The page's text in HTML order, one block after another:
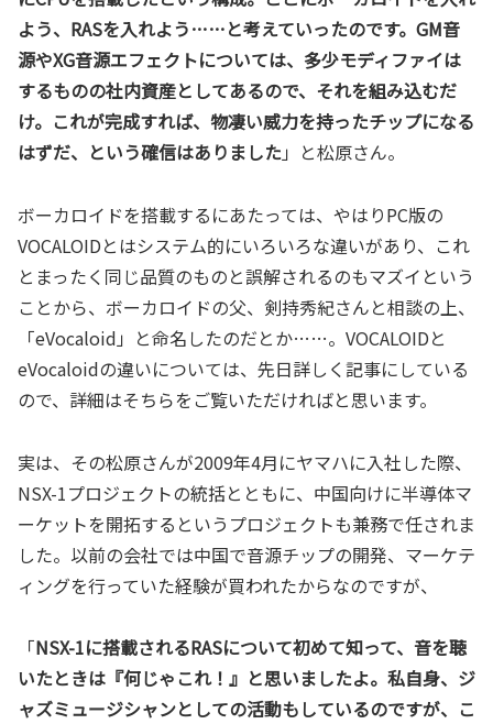
よう、RASを入れよう……と考えていったのです。GM音
源やXG音源エフェクトについては、多少モディファイは
するものの社内資産としてあるので、それを組み込むだ
け。これが完成すれば、物凄い威力を持ったチップになる
はずだ、という確信はありました」と松原さん。
ボーカロイドを搭載するにあたっては、やはりPC版の
VOCALOIDとはシステム的にいろいろな違いがあり、これ
とまったく同じ品質のものと誤解されるのもマズイという
ことから、ボーカロイドの父、剣持秀紀さんと相談の上、
「eVocaloid」と命名したのだとか……。VOCALOIDと
eVocaloidの違いについては、先日詳しく記事にしている
ので、詳細はそちらをご覧いただければと思います。
実は、その松原さんが2009年4月にヤマハに入社した際、
NSX-1プロジェクトの統括とともに、中国向けに半導体マ
ーケットを開拓するというプロジェクトも兼務で任されま
した。以前の会社では中国で音源チップの開発、マーケテ
ィングを行っていた経験が買われたからなのですが、
「NSX-1に搭載されるRASについて初めて知って、音を聴
いたときは『何じゃこれ！』と思いましたよ。私自身、ジ
ャズミュージシャンとしての活動もしているのですが、こ